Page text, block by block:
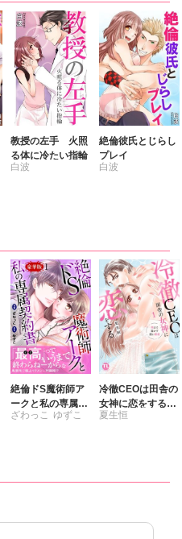
教授の左手 火照
る体に冷たい指輪
白波
絶倫彼氏とじらし
プレイ
白波
絶倫ドS魔術師ア
ークと私の専属契
約書【豪華版】
ざわっこ ゆずこ
冷徹CEOは田舎の
女神に恋をする～
奥まで溶かす深い
夏生恒